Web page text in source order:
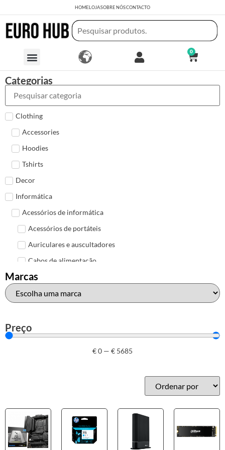
HOMELOJASOBRE NÓSCONTACTO
0
Categorias
Clothing
Accessories
Hoodies
Tshirts
Decor
Informática
Acessórios de informática
Acessórios de portáteis
Auriculares e auscultadores
Cabos de alimentação
Colunas de Som
Hubs
Mais acessórios USB
HP
Outros acessórios de informática
Marcas
Preço
€0 — € 5685